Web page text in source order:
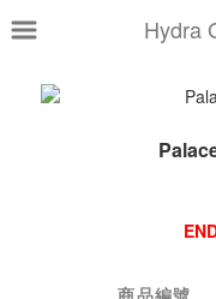
Hydra
商品編號